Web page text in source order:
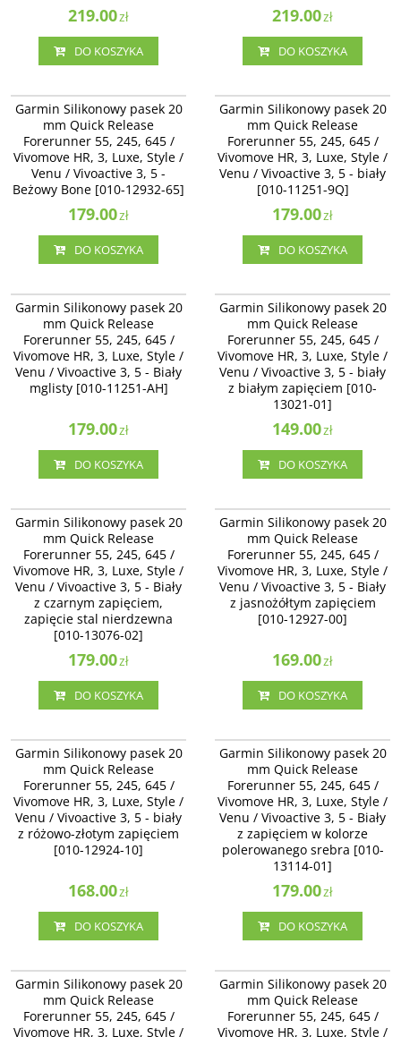
219.00zł
DO KOSZYKA
219.00zł
DO KOSZYKA
Garmin Silikonowy pasek 20 mm
Quick Release Forerunner 55, 245,
645 / Vivomove HR, 3, Luxe, Style /
Venu / Vivoactive 3, 5 - Beżowy
Bone [010-12932-64]
Garmin Silikonowy pasek 20
mm Quick Release
Forerunner 55, 245, 645 /
Vivomove HR, 3, Luxe, Style /
Venu / Vivoactive 3, 5 -
Beżowy Bone [010-12932-65]
179.00zł
DO KOSZYKA
Garmin Silikonowy pasek 20 mm
Quick Release Forerunner 55, 245,
645 / Vivomove HR, 3, Luxe, Style /
Venu / Vivoactive 3 - biały [010-
11251-9Q]
Garmin Silikonowy pasek 20
mm Quick Release
Forerunner 55, 245, 645 /
Vivomove HR, 3, Luxe, Style /
Venu / Vivoactive 3, 5 - biały
[010-11251-9Q]
179.00zł
DO KOSZYKA
Garmin Silikonowy pasek 20 mm
Quick Release Forerunner 55, 245,
645 / Vivomove HR, 3, Luxe, Style /
Venu / Vivoactive 3, 5 - Biały
mglisty [010-11251-AH]
Garmin Silikonowy pasek 20
mm Quick Release
Forerunner 55, 245, 645 /
Vivomove HR, 3, Luxe, Style /
Venu / Vivoactive 3, 5 - Biały
mglisty [010-11251-AH]
179.00zł
DO KOSZYKA
Garmin Silikonowy pasek 20 mm
Quick Release Forerunner 55, 245,
645 / Vivomove HR, 3, Luxe, Style /
Venu / Vivoactive 3 - biały z białym
zapięciem [010-13021-01]
Garmin Silikonowy pasek 20
mm Quick Release
Forerunner 55, 245, 645 /
Vivomove HR, 3, Luxe, Style /
Venu / Vivoactive 3, 5 - biały
z białym zapięciem [010-
13021-01]
149.00zł
DO KOSZYKA
Garmin Silikonowy pasek 20 mm
Quick Release Forerunner 245, 645
/ Vivomove HR, 3, Luxe, Style /
Venu / Vivoactive 3 - Biały z
czarnym zapięciem, zapięcie stal
nierdzewna [010-13076-02]
Garmin Silikonowy pasek 20
mm Quick Release
Forerunner 55, 245, 645 /
Vivomove HR, 3, Luxe, Style /
Venu / Vivoactive 3, 5 - Biały
z czarnym zapięciem,
zapięcie stal nierdzewna
[010-13076-02]
179.00zł
DO KOSZYKA
Garmin Silikonowy pasek 20 mm
Quick Release Forerunner 55, 245,
645 / Vivomove HR, 3, Luxe, Style /
Venu / Vivoactive 3 - Biały z
jasnożółtym zapięciem [010-12927-
00]
Garmin Silikonowy pasek 20
mm Quick Release
Forerunner 55, 245, 645 /
Vivomove HR, 3, Luxe, Style /
Venu / Vivoactive 3, 5 - Biały
z jasnożółtym zapięciem
[010-12927-00]
169.00zł
DO KOSZYKA
Garmin Silikonowy pasek 20 mm
Quick Release Forerunner 55, 245,
645 / Vivomove HR, 3, Luxe, Style /
Venu / Vivoactive 3 - biały z
różowo-złotym zapięciem [010-
12924-10]
Garmin Silikonowy pasek 20
mm Quick Release
Forerunner 55, 245, 645 /
Vivomove HR, 3, Luxe, Style /
Venu / Vivoactive 3, 5 - biały
z różowo-złotym zapięciem
[010-12924-10]
168.00zł
DO KOSZYKA
Garmin Silikonowy pasek 20 mm
Quick Release Forerunner 55, 245,
645 / Vivomove HR, 3, Luxe, Style /
Venu / Vivoactive 3 - Biały z
zapięciem w kolorze polerowanego
srebra [010-13114-01]
Garmin Silikonowy pasek 20
mm Quick Release
Forerunner 55, 245, 645 /
Vivomove HR, 3, Luxe, Style /
Venu / Vivoactive 3, 5 - Biały
z zapięciem w kolorze
polerowanego srebra [010-
13114-01]
179.00zł
DO KOSZYKA
Garmin Silikonowy pasek 20 mm
Quick Release Forerunner 55, 245,
645 / Vivomove HR, 3, Luxe, Style /
Venu / Vivoactive 3 - biały, zapięcie
stal nierdzewna [010-11251-1P]
Garmin Silikonowy pasek 20
mm Quick Release
Forerunner 55, 245, 645 /
Vivomove HR, 3, Luxe, Style /
Garmin Silikonowy pasek 20 mm
Quick Release Forerunner 55, 245,
645 / Vivomove HR, 3, Luxe, Style /
Venu / Vivoactive 3, 5 - Black Amp
Yellow czarno żółty [010-11251-B6]
Garmin Silikonowy pasek 20
mm Quick Release
Forerunner 55, 245, 645 /
Vivomove HR, 3, Luxe, Style /